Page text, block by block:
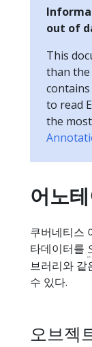
out of
This
than
to read
the
어노
쿠버네티스
타데이터를
브러리와 같
수 있다.
오브젝